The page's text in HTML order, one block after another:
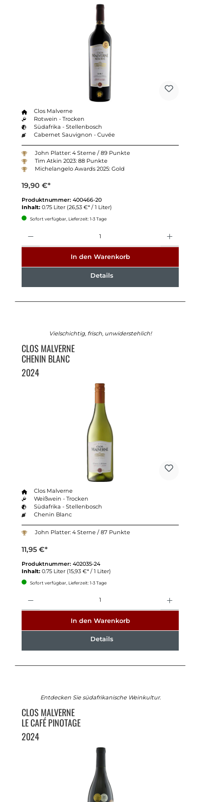
Clos Malverne
Rotwein - Trocken
Südafrika - Stellenbosch
Cabernet Sauvignon - Cuvée
John Platter: 4 Sterne / 89 Punkte
Tim Atkin 2023: 88 Punkte
Michelangelo Awards 2025: Gold
19,90 €*
Produktnummer: 400466-20
Inhalt: 0.75 Liter (26,53 €* / 1 Liter)
Sofort verfügbar, Lieferzeit: 1-3 Tage
In den Warenkorb
Details
Vielschichtig, frisch, unwiderstehlich!
CLOS MALVERNE
CHENIN BLANC
2024
Clos Malverne
Weißwein - Trocken
Südafrika - Stellenbosch
Chenin Blanc
John Platter: 4 Sterne / 87 Punkte
11,95 €*
Produktnummer: 402035-24
Inhalt: 0.75 Liter (15,93 €* / 1 Liter)
Sofort verfügbar, Lieferzeit: 1-3 Tage
In den Warenkorb
Details
Entdecken Sie südafrikanische Weinkultur.
CLOS MALVERNE
LE CAFÉ PINOTAGE
2024